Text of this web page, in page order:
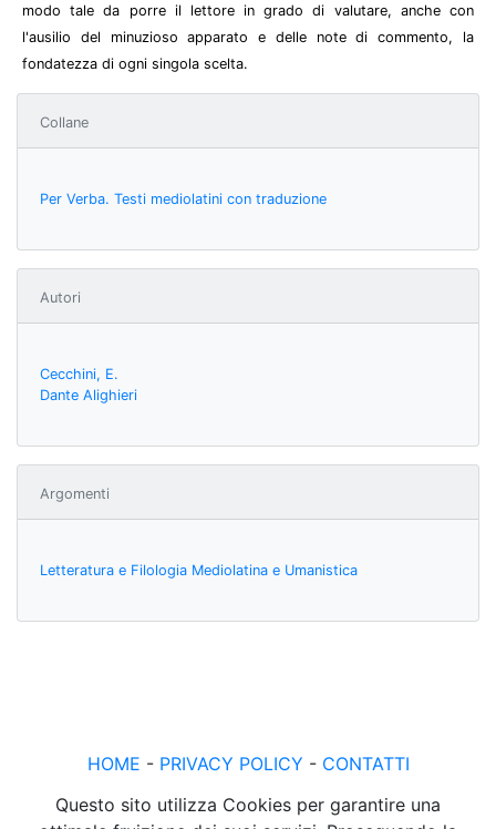
modo tale da porre il lettore in grado di valutare, anche con
l'ausilio del minuzioso apparato e delle note di commento, la
fondatezza di ogni singola scelta.
Collane
Per Verba. Testi mediolatini con traduzione
Autori
Cecchini, E.
Dante Alighieri
Argomenti
Letteratura e Filologia Mediolatina e Umanistica
HOME - PRIVACY POLICY - CONTATTI
Questo sito utilizza Cookies per garantire una